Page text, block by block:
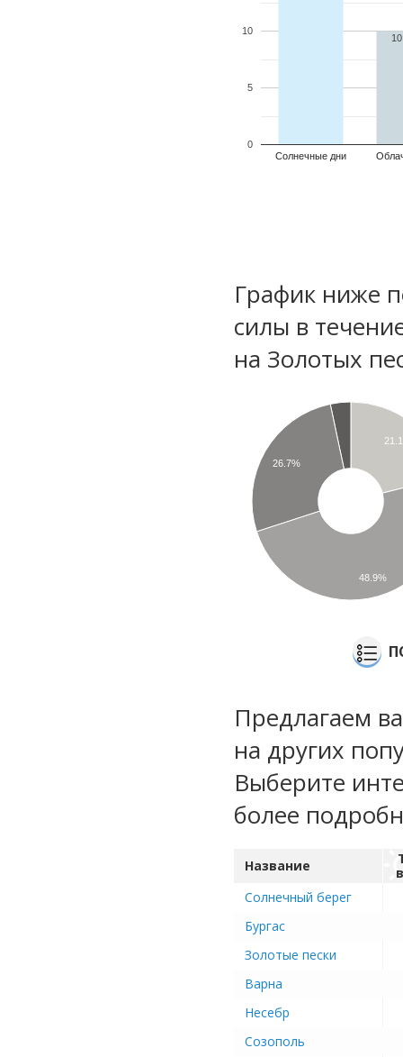
Солнечные дни
0
5
10
График ниже
силы в
на Золотых
26.7%
48.9%
Предлагаем
на других
Выберите
более
Название
Солнечный берег
Бургас
Золотые пески
Варна
Несебр
Созополь